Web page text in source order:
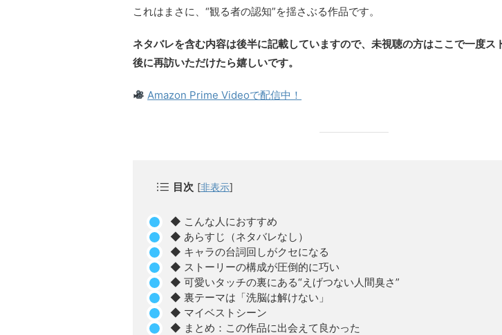
これはまさに、“観る者の認知”を揺さぶる作品です。
ネタバレを含む内容は後半に記載していますので、未視聴の方はここで一度ス
後に再訪いただけたら嬉しいです。
Amazon Prime Videoで配信中！
目次 [非表示]
◆ こんな人におすすめ
◆ あらすじ（ネタバレなし）
◆ キャラの台詞回しがクセになる
◆ ストーリーの構成が圧倒的に巧い
◆ 可愛いタッチの裏にある“えげつない人間臭さ”
◆ 裏テーマは「洗脳は解けない」
◆ マイベストシーン
◆ まとめ：この作品に出会えて良かった